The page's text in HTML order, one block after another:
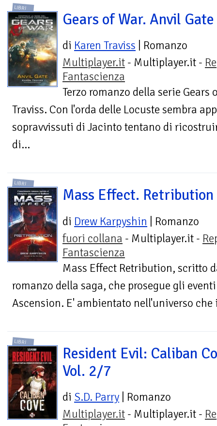
LIBRI
Gears of War. Anvil Gate
di Karen Traviss | Romanzo
Multiplayer.it - Multiplayer.it -
Fantascienza
Terzo romanzo della serie Gears
Traviss. Con l'orda delle Locuste sembra
sopravvissuti di Jacinto tentano di
di...
LIBRI
Mass Effect. Retribution
di Drew Karpyshin | Romanzo
fuori collana - Multiplayer.it -
Fantascienza
Mass Effect Retribution, scritto
romanzo della saga, che prosegue gli
Ascension. E' ambientato nell'universo
LIBRI
Resident Evil: Caliban
Vol. 2/7
di S.D. Parry | Romanzo
Multiplayer.it - Multiplayer.it -